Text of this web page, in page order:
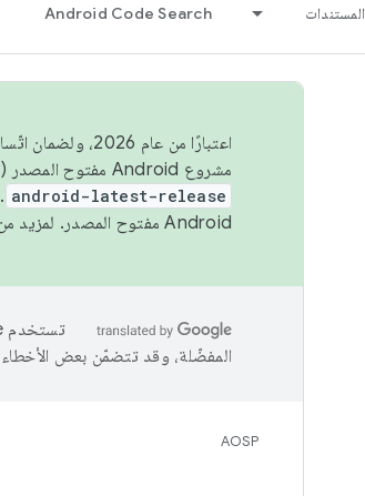
المستندات Android Code Search
اعتبارًا من عام
مشروع Android مفتوح المصدر (AOSP) في الربعَين الثاني والرابع. لبناء مشروع Android مفتوح المصدر والمساهمة فيه، استخدِم
android-latest-release
Android مفتوح المصدر. لمزيد من المعلومات، يُرجى الاطّلاع على
المفضّلة، وقد تتضمّن بعض
AOSP